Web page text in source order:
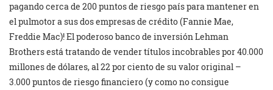
pagando cerca de 200 puntos de riesgo país para mantener en
el pulmotor a sus dos empresas de crédito (Fannie Mae,
Freddie Mac)! El poderoso banco de inversión Lehman
Brothers está tratando de vender títulos incobrables por 40.000
millones de dólares, al 22 por ciento de su valor original –
3.000 puntos de riesgo financiero (y como no consigue